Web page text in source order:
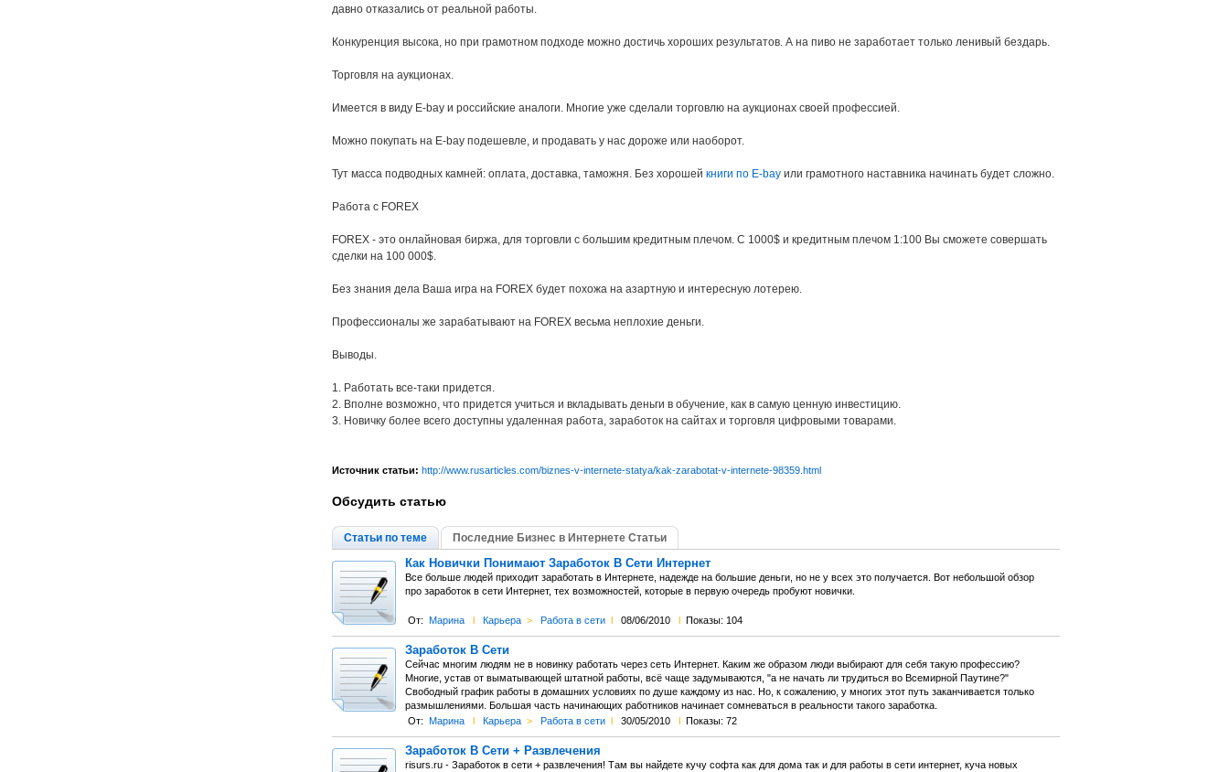
давно отказались от реальной работы.
Конкуренция высока, но при грамотном подходе можно достичь хороших результатов. А на пиво не заработает только ленивый бездарь.
Торговля на аукционах.
Имеется в виду E-bay и российские аналоги. Многие уже сделали торговлю на аукционах своей профессией.
Можно покупать на E-bay подешевле, и продавать у нас дороже или наоборот.
Тут масса подводных камней: оплата, доставка, таможня. Без хорошей книги по E-bayили грамотного наставника начинать будет сложно.
Работа с FOREX
FOREX - это онлайновая биржа, для торговли с большим кредитным плечом. С 1000$ и кредитным плечом 1:100 Вы сможете совершать
сделки на 100 000$.
Без знания дела Ваша игра на FOREX будет похожа на азартную и интересную лотерею.
Профессионалы же зарабатывают на FOREX весьма неплохие деньги.
Выводы.
1. Работать все-таки придется.
2. Вполне возможно, что придется учиться и вкладывать деньги в обучение, как в самую ценную инвестицию.
3. Новичку более всего доступны удаленная работа, заработок на сайтах и торговля цифровыми товарами.
Источник статьи: http://www.rusarticles.com/biznes-v-internete-statya/kak-zarabotat-v-internete-98359.html
Обсудить статью
Статьи по теме Последние Бизнес в Интернете Статьи
Как Новички Понимают Заработок В Сети Интернет
Все больше людей приходит заработать в Интернете, надежде на большие деньги, но не у всех это получается. Вот небольшой обзор
про заработок в сети Интернет, тех возможностей, которые в первую очередь пробуют новички.
От: Марина l Карьера > Работа в сети l 08/06/2010 l Показы: 104
Заработок В Сети
Сейчас многим людям не в новинку работать через сеть Интернет. Каким же образом люди выбирают для себя такую профессию?
Многие, устав от выматывающей штатной работы, всё чаще задумываются, "а не начать ли трудиться во Всемирной Паутине?"
Свободный график работы в домашних условиях по душе каждому из нас. Но, к сожалению, у многих этот путь заканчивается только
размышлениями. Большая часть начинающих работников начинает сомневаться в реальности такого заработка.
От: Марина l Карьера > Работа в сети l 30/05/2010 l Показы: 72
Заработок В Сети + Развлечения
risurs.ru - Заработок в сети + развлечения! Там вы найдете кучу софта как для дома так и для работы в сети интернет, куча новых